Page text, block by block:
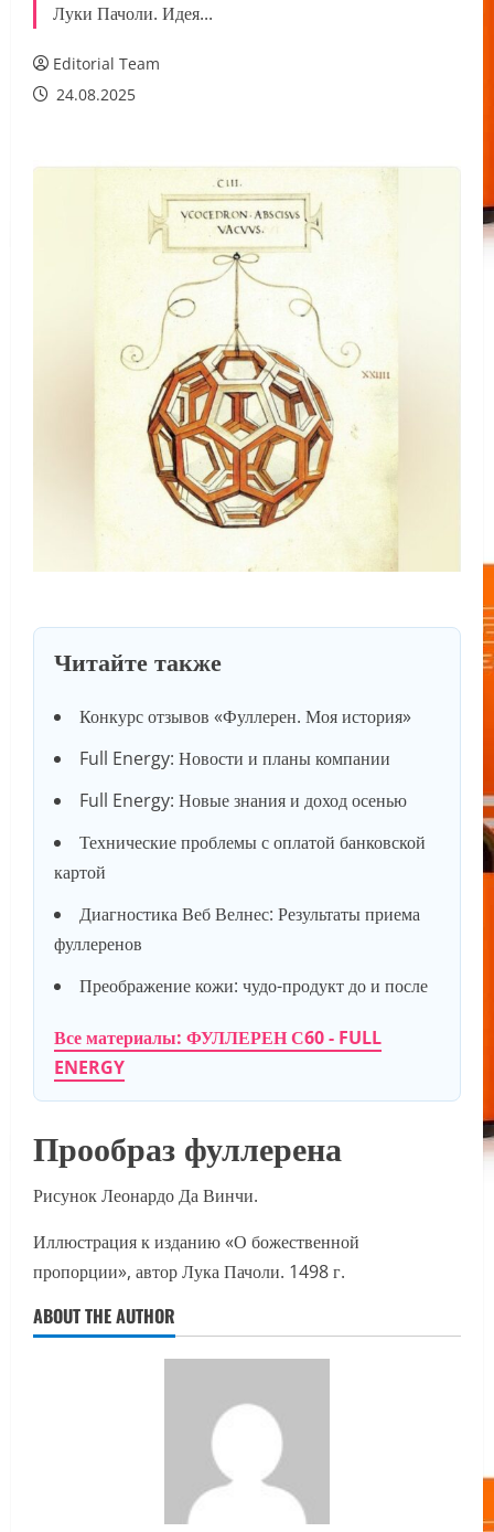
Луки Пачоли. Идея...
Editorial Team
24.08.2025
Читайте также
Конкурс отзывов «Фуллерен. Моя история»
Full Energy: Новости и планы компании
Full Energy: Новые знания и доход осенью
Технические проблемы с оплатой банковской
картой
Диагностика Веб Велнес: Результаты приема
фуллеренов
Преображение кожи: чудо-продукт до и после
Все материалы: ФУЛЛЕРЕН С60 - FULL
ENERGY
Прообраз фуллерена
Рисунок Леонардо Да Винчи.
Иллюстрация к изданию «О божественной
пропорции», автор Лука Пачоли. 1498 г.
ABOUT THE AUTHOR